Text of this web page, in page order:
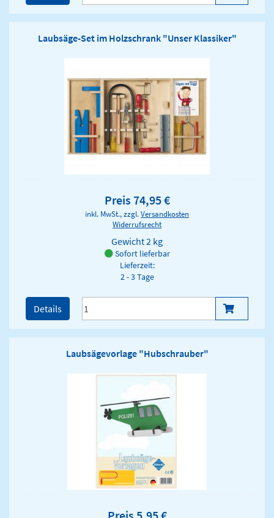
Laubsäge-Set im Holzschrank "Unser Klassiker"
Preis 74,95 €
inkl. MwSt., zzgl.Versandkosten
Widerrufsrecht
Gewicht2 kg
Sofort lieferbar
Lieferzeit:
2 - 3 Tage
Details
Laubsägevorlage "Hubschrauber"